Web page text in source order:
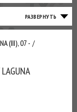
(III), 07 -